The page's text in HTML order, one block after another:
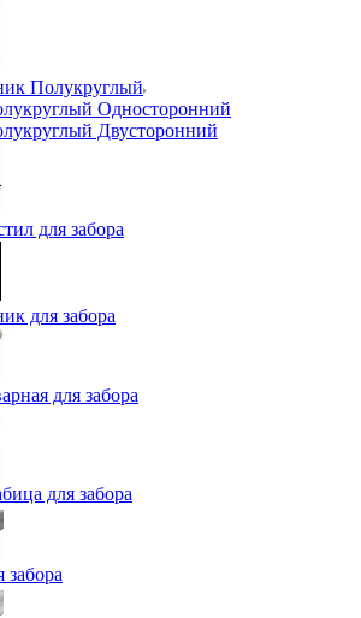
Полукруглый
Односторонний
Двусторонний
для забора
для забора
для забора
для забора
забора